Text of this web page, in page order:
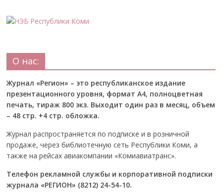
О нас:
Журнал «Регион» – это республиканское издание
презентационного уровня, формат А4, полноцветная
печать, тираж 800 экз. Выходит один раз в месяц, объем
– 48 стр. +4 стр. обложка.
Журнал распространяется по подписке и в розничной
продаже, через библиотечную сеть Республики Коми, а
также на рейсах авиакомпании «Комиавиатранс».
Телефон рекламной службы и корпоративной подписки
журнала «РЕГИОН» (8212) 24-54-10.